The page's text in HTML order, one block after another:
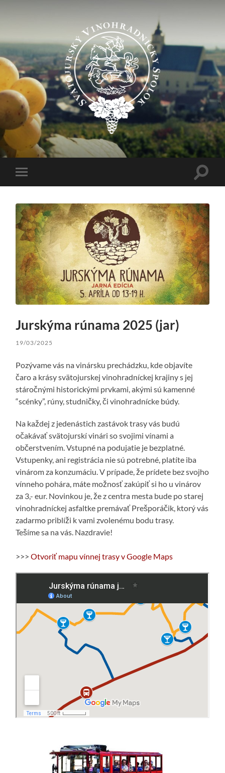
Svätojurský
vinohradnícky
spolok
Toggle
mobile
Toggle
Jurskýma rúnama 2025 (jar)
19/03/2025
Pozývame vás na vinársku prechádzku, kde objavíte
čaro a krásy svätojurskej vinohradníckej krajiny s jej
stáročnými historickými prvkami, akými sú kamenné
“scénky”, rúny, studničky, či vinohradnícke búdy.
Na každej z jedenástich zastávok trasy vás budú
očakávať svätojurskí vinári so svojimi vínami a
občerstvením. Vstupné na podujatie je bezplatné.
Vstupenky, ani registrácia nie sú potrebné, platíte iba
vinárom za konzumáciu. V prípade, že prídete bez svojho
vínneho pohára, máte možnosť zakúpiť si ho u vinárov
za 3,- eur. Novinkou je, že z centra mesta bude po starej
vinohradníckej asfaltke premávať Prešporáčik, ktorý vás
zadarmo priblíži k vami zvolenému bodu trasy.
Tešíme sa na vás. Nazdravie!
>>>Otvoriť mapu vínnej trasy v Google Maps